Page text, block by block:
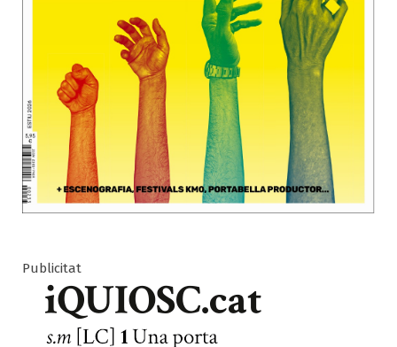
Publicitat